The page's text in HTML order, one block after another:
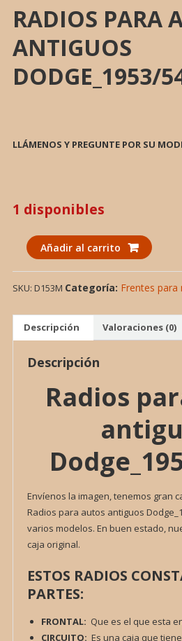
RADIOS PARA
ANTIGUOS
DODGE_1953/
LLÁMENOS Y PREGUNTE POR SU
1 disponibles
RADIOS
PARA
AUTOS
ANTIGUOS
cantidad
Añadir al carrito
SKU: D153M Categoría: Frentes para
Descripción Valoraciones (0)
Descripción
Radios
Envíenos la imagen, tenemos gran
Radios para autos antiguos
varios modelos. En buen estado,
caja original.
ESTOS RADIOS
PARTES:
FRONTAL: Que es el que esta
CIRCUITO: Es una caja que